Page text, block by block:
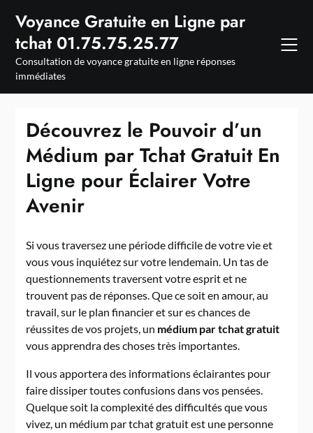
content
Voyance Gratuite en Ligne par
tchat 01.75.75.25.77
Consultation de voyance gratuite en ligne réponses
immédiates
Découvrez le Pouvoir d’un
Médium par Tchat Gratuit En
Ligne pour Éclairer Votre
Avenir
Si vous traversez une période difficile de votre vie et
vous vous inquiétez sur votre lendemain. Un tas de
questionnements traversent votre esprit et ne
trouvent pas de réponses. Que ce soit en amour, au
travail, sur le plan financier et sur es chances de
réussites de vos projets, un médium par tchat gratuit
vous apprendra des choses très importantes.
Il vous apportera des informations éclairantes pour
faire dissiper toutes confusions dans vos pensées.
Quelque soit la complexité des difficultés que vous
vivez, un médium par tchat gratuit est une personne